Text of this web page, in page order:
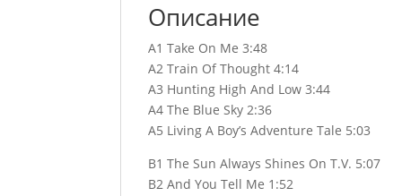
Описание
A1 Take On Me 3:48
A2 Train Of Thought 4:14
A3 Hunting High And Low 3:44
A4 The Blue Sky 2:36
A5 Living A Boy’s Adventure Tale 5:03
B1 The Sun Always Shines On T.V. 5:07
B2 And You Tell Me 1:52